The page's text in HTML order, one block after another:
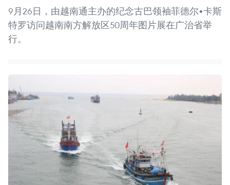
9月26日，由越南通主办的纪念古巴领袖菲德尔•卡斯
特罗访问越南南方解放区50周年图片展在广治省举
行。